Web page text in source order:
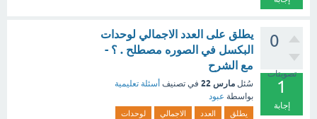
0
تصويتات
1
إجابة
يطلق على العدد الاجمالي لوحدات
البكسل في الصوره مصطلح . ؟ -
مع الشرح
سُئل مارس 22 في تصنيف أسئلة تعليمية
بواسطة عبود
يطلق العدد الاجمالي
لوحدات